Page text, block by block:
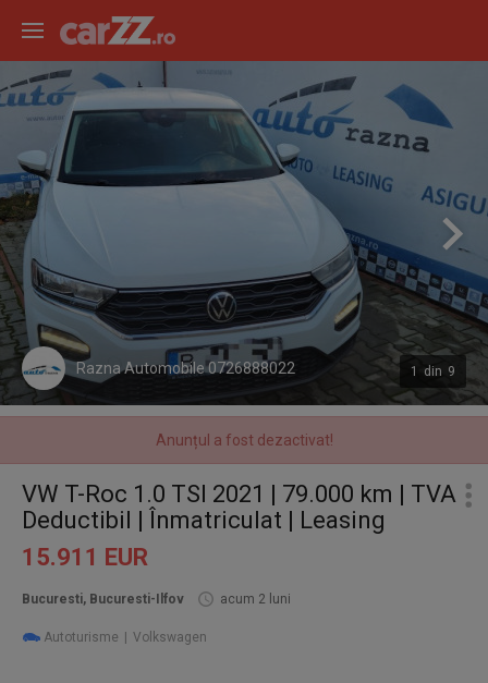
1 din 9
Anunțul a fost dezactivat!
Razna Automobile 0726888022
VW T-Roc 1.0 TSI 2021 | 79.000 km | TVA
Deductibil | Înmatriculat | Leasing
15.911 EUR
Bucuresti, Bucuresti-Ilfov acum 2 luni
Autoturisme Volkswagen